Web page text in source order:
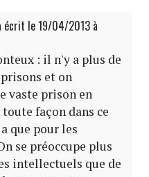
écrit le 19/04/2013 à
: il n'y a plus de
et on
vaste prison en
façon dans ce
que pour les
se préoccupe plus
intellectuels que de